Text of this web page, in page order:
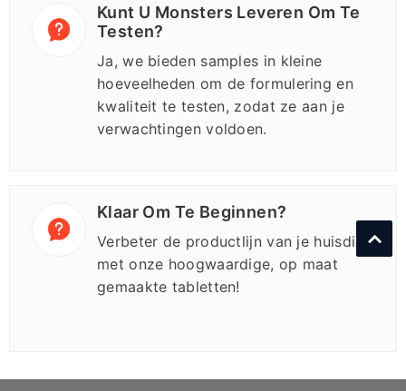
Kunt U Monsters Leveren Om Te
Testen?
Ja, we bieden samples in kleine
hoeveelheden om de formulering en
kwaliteit te testen, zodat ze aan je
verwachtingen voldoen.
Klaar Om Te Beginnen?
Verbeter de productlijn van je huisdier
met onze hoogwaardige, op maat
gemaakte tabletten!